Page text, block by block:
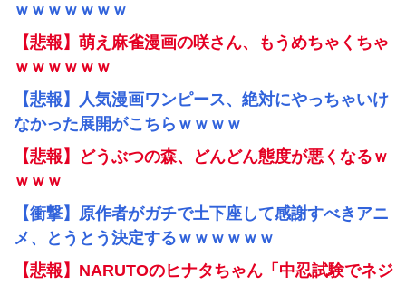
ｗｗｗｗｗｗｗ
【悲報】萌え麻雀漫画の咲さん、もうめちゃくちゃ
ｗｗｗｗｗｗ
【悲報】人気漫画ワンピース、絶対にやっちゃいけ
なかった展開がこちらｗｗｗｗ
【悲報】どうぶつの森、どんどん態度が悪くなるｗ
ｗｗｗ
【衝撃】原作者がガチで土下座して感謝すべきアニ
メ、とうとう決定するｗｗｗｗｗｗ
【悲報】NARUTOのヒナタちゃん「中忍試験でネジ